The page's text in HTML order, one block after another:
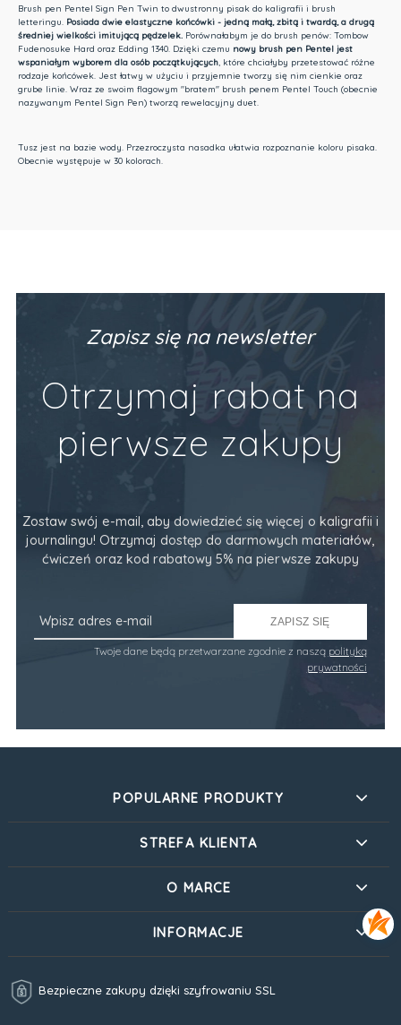
Brush pen Pentel Sign Pen Twin to dwustronny pisak do kaligrafii i brush
letteringu. Posiada dwie elastyczne końcówki - jedną małą, zbitą i twardą, a drugą
średniej wielkości imitującą pędzelek.Porównałabym je do brush penów: Tombow
Fudenosuke Hard oraz Edding 1340. Dzięki czemu nowy brush pen Pentel jest
wspaniałym wyborem dla osób początkujących, które chciałyby przetestować różne
rodzaje końcówek. Jest łatwy w użyciu i przyjemnie tworzy się nim cienkie oraz
grube linie. Wraz ze swoim flagowym "bratem" brush penem Pentel Touch (obecnie
nazywanym Pentel Sign Pen) tworzą rewelacyjny duet.
Tusz jest na bazie wody. Przezroczysta nasadka ułatwia rozpoznanie koloru pisaka.
Obecnie występuje w 30 kolorach.
Zapisz się na newsletter
Otrzymaj rabat na
pierwsze zakupy
Zostaw swój e-mail, aby dowiedzieć się więcej o kaligrafii i
journalingu! Otrzymaj dostęp do darmowych materiałów,
ćwiczeń oraz kod rabatowy 5% na pierwsze zakupy
ZAPISZ SIĘ
Twoje dane będą przetwarzane zgodnie z naszą polityką
prywatności
POPULARNE PRODUKTY
STREFA KLIENTA
O MARCE
INFORMACJE
Bezpieczne zakupy dzięki szyfrowaniu SSL